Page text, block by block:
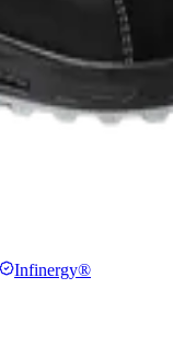
Infinergy®